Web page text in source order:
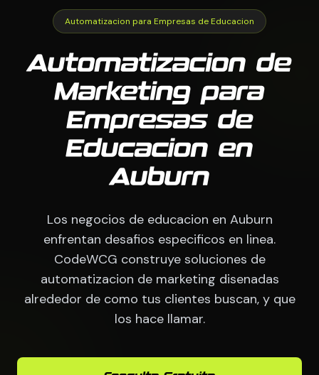
Automatizacion para Empresas de Educacion
Automatizacion de
Marketing para
Empresas de
Educacion en
Auburn
Los negocios de educacion en Auburn
enfrentan desafios especificos en linea.
CodeWCG construye soluciones de
automatizacion de marketing disenadas
alrededor de como tus clientes buscan, y que
los hace llamar.